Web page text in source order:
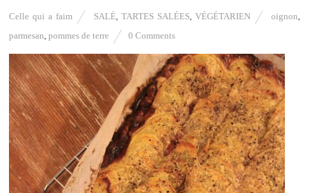
Celle qui a faim SALÉ, TARTES SALÉES, VÉGÉTARIEN oignon
parmesan ,pommes de terre 0 Comments